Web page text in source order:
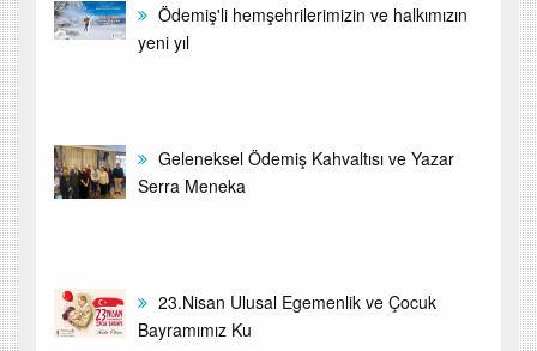
Ödemiş'li hemşehrilerimizin ve halkımızın
yeni yıl
Geleneksel Ödemiş Kahvaltısı ve Yazar
Serra Meneka
23.Nisan Ulusal Egemenlik ve Çocuk
Bayramımız Ku